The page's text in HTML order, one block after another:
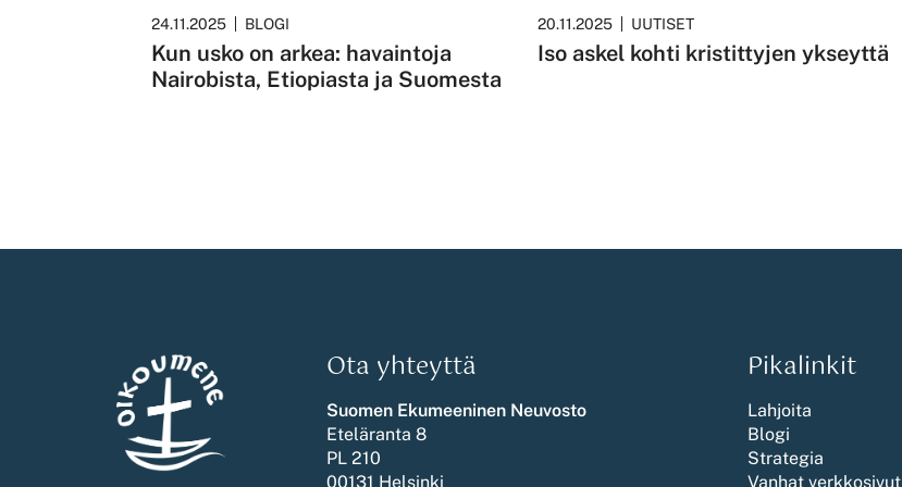
24.11.2025 BLOGI
Kun usko on arkea: havaintoja
Nairobista, Etiopiasta ja Suomesta
20.11.2025 UUTISET
Iso askel kohti kristittyjen ykseyttä
Ota yhteyttä
Suomen Ekumeeninen Neuvosto
Eteläranta 8
PL 210
00131 Helsinki
Pikalinkit
Lahjoita
Blogi
Strategia
Vanhat verkkosivut